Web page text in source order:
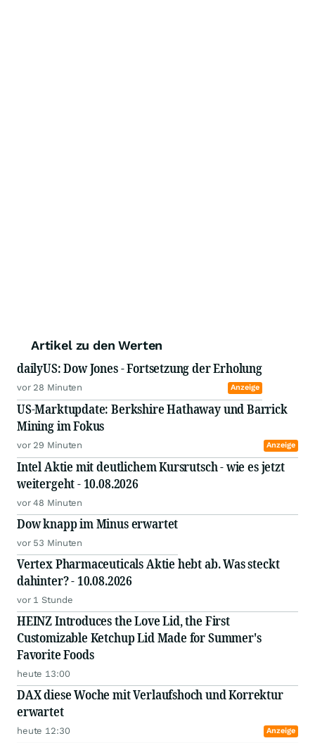
Artikel zu den Werten
dailyUS: Dow Jones - Fortsetzung der Erholung
vor 28 Minuten Anzeige
US-Marktupdate: Berkshire Hathaway und Barrick
Mining im Fokus
vor 29 Minuten Anzeige
Intel Aktie mit deutlichem Kursrutsch - wie es jetzt
weitergeht - 10.08.2026
vor 48 Minuten
Dow knapp im Minus erwartet
vor 53 Minuten
Vertex Pharmaceuticals Aktie hebt ab. Was steckt
dahinter? - 10.08.2026
vor 1 Stunde
HEINZ Introduces the Love Lid, the First
Customizable Ketchup Lid Made for Summer's
Favorite Foods
heute 13:00
DAX diese Woche mit Verlaufshoch und Korrektur
erwartet
heute 12:30 Anzeige